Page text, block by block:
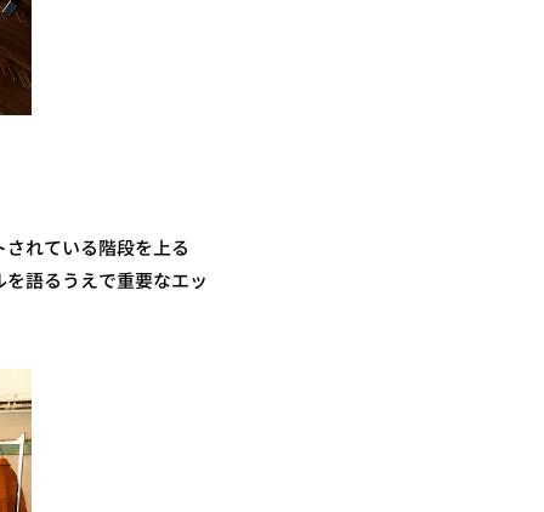
れている階段を上る
語るうえで重要なエッ